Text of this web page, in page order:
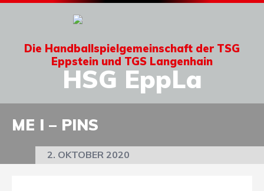
Die Handballspielgemeinschaft der TSG
Eppstein und TGS Langenhain
HSG EppLa
ME I – PINS
2. OKTOBER 2020